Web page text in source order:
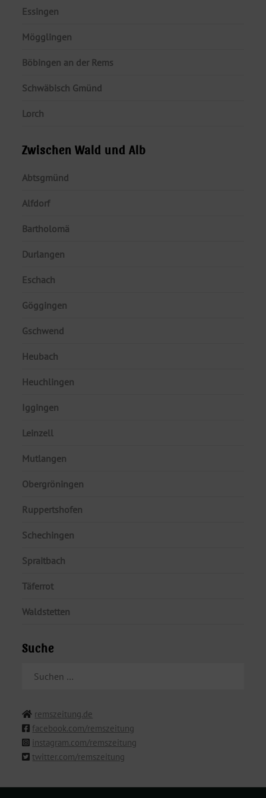
Essingen
Mögglingen
Böbingen an der Rems
Schwäbisch Gmünd
Lorch
Zwischen Wald und Alb
Abtsgmünd
Alfdorf
Bartholomä
Durlangen
Eschach
Göggingen
Gschwend
Heubach
Heuchlingen
Iggingen
Leinzell
Mutlangen
Obergröningen
Ruppertshofen
Schechingen
Spraitbach
Täferrot
Waldstetten
Suche
remszeitung.de
facebook.com/remszeitung
instagram.com/remszeitung
twitter.com/remszeitung